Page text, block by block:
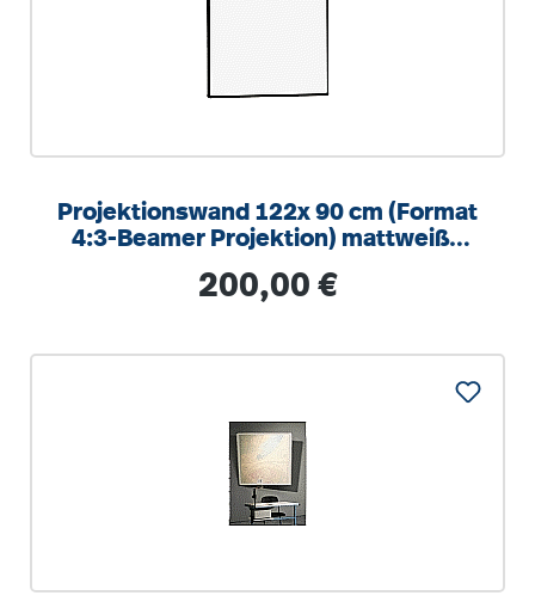
Projektionswand 122x 90 cm (Format
4:3-Beamer Projektion) mattweiße
Regulärer Preis:
200,00 €